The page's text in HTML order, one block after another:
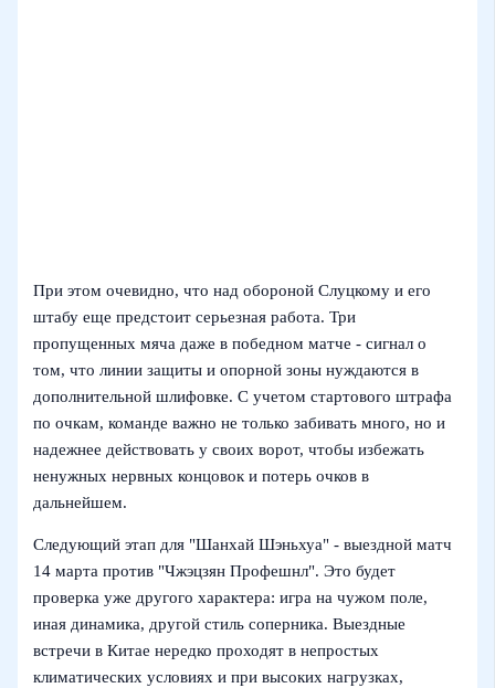
При этом очевидно, что над обороной Слуцкому и его
штабу еще предстоит серьезная работа. Три
пропущенных мяча даже в победном матче - сигнал о
том, что линии защиты и опорной зоны нуждаются в
дополнительной шлифовке. С учетом стартового штрафа
по очкам, команде важно не только забивать много, но и
надежнее действовать у своих ворот, чтобы избежать
ненужных нервных концовок и потерь очков в
дальнейшем.
Следующий этап для "Шанхай Шэньхуа" - выездной матч
14 марта против "Чжэцзян Профешнл". Это будет
проверка уже другого характера: игра на чужом поле,
иная динамика, другой стиль соперника. Выездные
встречи в Китае нередко проходят в непростых
климатических условиях и при высоких нагрузках,